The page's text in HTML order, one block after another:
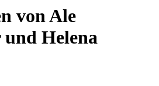
von Ale
Helena